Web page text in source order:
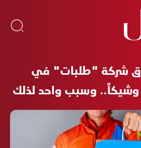
شركة "طلبات" في
وسبب واحد لذلك